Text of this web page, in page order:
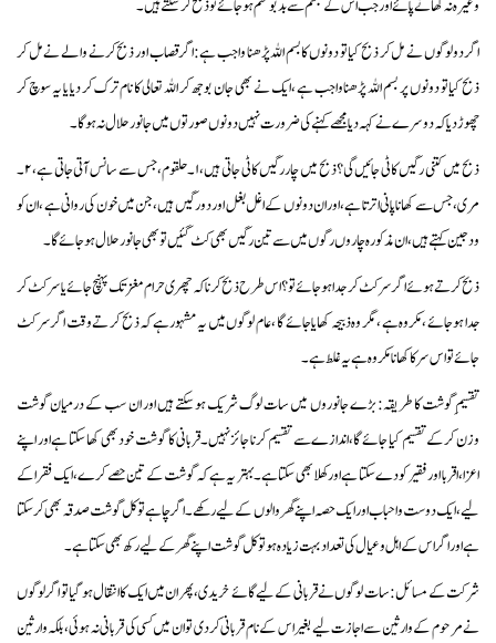
وغیرہ نہ کھانے پائے اور جب اس کے جسم سے بدبو ختم ہوجائے تو ذبح کر سکتے ہیں۔
اگر دو لوگوں نے مل کر ذبح کیا تو دونوں کا بسم اللہ پڑھنا واجب ہے: اگرقصاب اور ذبح کرنے والے نے مل کر
ذبح کیاتو دونوں پر بسم اللہ پڑھنا واجب ہے ،ایک نے بھی جان بوجھ کر اللہ تعالی کا نام ترک کر دیا یا یہ سوچ کر
چھوڑدیا کہ دوسرے نے کہہ دیا مجھے کہنے کی ضرورت نہیں دونوں صورتوں میں جانور حلال نہ ہوگا۔
ذبح میں کتنی رگیں کاٹی جائیں گی؟ذبح میں چار رگیں کاٹی جاتی ہیں،۱۔حلقوم، جس سے سانس آتی جاتی ہے،۲۔
مری،جس سے کھانا پانی اترتا ہے، اوران دونوں کے اغل بغل اور دو رگیں ہیں،جن میں خون کی روانی ہے ،ان کو
ودجین کہتے ہیں، ان مذکورہ چاروں رگوں میں سے تین رگیں بھی کٹ گئیں تو بھی جانور حلال ہو جائےگا۔
ذبح کرتے ہوئے اگر سر کٹ کر جدا ہو جائے تو ؟اس طرح ذبح کرنا کہ چھری حرام مغز تک پہنچ جائے یا سر کٹ کر
جدا ہو جائے ،مکروہ ہے ،مگر وہ ذبیحہ کھایا جائے گا ، عام لوگوں میں یہ مشہور ہے کہ ذبح کر تے وقت اگر سر کٹ
جائے تو اس سر کا کھانا مکروہ ہے یہ غلط ہے ۔
تقسیم ِگوشت کا طریقہ:بڑے جانوروں میں سات لوگ شریک ہوسکتے ہیں اور ان سب کے درمیان گوشت
وزن کرکے تقسیم کیا جائے گا،اندازے سے تقسیم کرنا جائز نہیں۔قربانی کا گوشت خود بھی کھا سکتا ہے اور اپنے
اعزا ،اقربا اور فقیر کو دےسکتا ہے اور کھلابھی سکتا ہے۔بہتر یہ ہے کہ گوشت کے تین حصے کرے ،ایک فقرا کے
لیے ،ایک دوست و احباب اور ایک حصہ اپنے گھر والوں کے لیے رکھے۔اگر چاہے تو کل گوشت صدقہ بھی کر سکتا
ہے اور اگر اس کے اہل و عیال کی تعداد بہت زیادہ ہو تو کل گوشت اپنے گھر کے لیے رکھ بھی سکتا ہے۔
شرکت کے مسائل:سا ت لوگوں نے قربانی کے لیے گائے خریدی ،پھر ان میں ایک کا انتقال ہو گیا تو اگر لوگوں
نے مرحوم کے وارثین سے اجازت لیے بغیر اس کے نام قربانی کر دی تو ان میں کسی کی قربانی نہ ہوئی،بلکہ وارثین